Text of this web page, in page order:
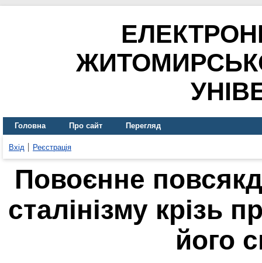
Головна Про сайт Перегляд
Вхід Реєстрація
Повоєнне
сталінізму крізь
його